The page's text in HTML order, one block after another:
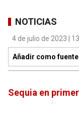
NOTICIAS
4 de julio de 2023 |
Añadir como fuente
Sequia en